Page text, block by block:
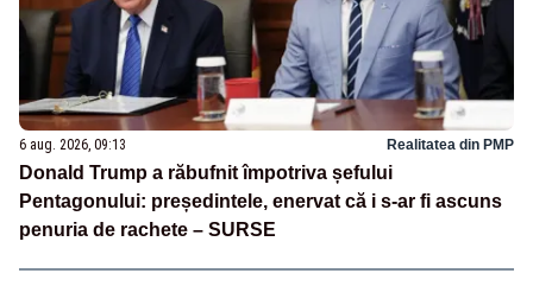
6 aug. 2026, 09:13 Realitatea din PMP
Donald Trump a răbufnit împotriva șefului
Pentagonului: președintele, enervat că i s-ar fi ascuns
penuria de rachete – SURSE